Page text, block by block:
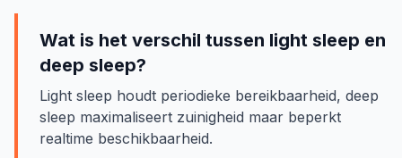
Wat is het verschil tussen light sleep en
deep sleep?
Light sleep houdt periodieke bereikbaarheid, deep
sleep maximaliseert zuinigheid maar beperkt
realtime beschikbaarheid.